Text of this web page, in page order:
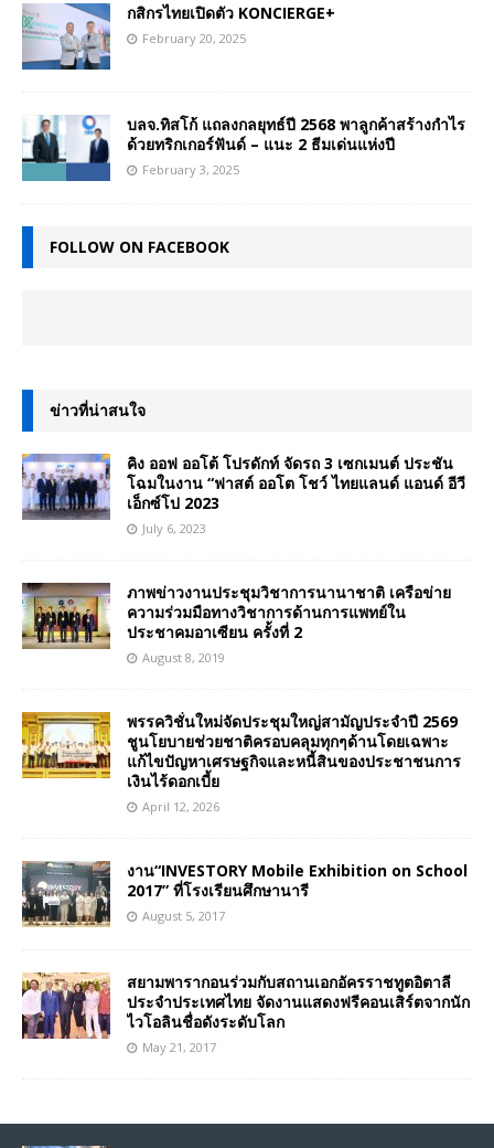
กสิกรไทยเปิดตัว KONCIERGE+
February 20, 2025
บลจ.ทิสโก้ แถลงกลยุทธ์ปี 2568 พาลูกค้าสร้างกำไร
ด้วยทริกเกอร์ฟันด์ – แนะ 2 ธีมเด่นแห่งปี
February 3, 2025
FOLLOW ON FACEBOOK
ข่าวที่น่าสนใจ
คิง ออฟ ออโต้ โปรดักท์ จัดรถ 3 เซกเมนต์ ประชัน
โฉมในงาน “ฟาสต์ ออโต โชว์ ไทยแลนด์ แอนด์ อีวี
เอ็กซ์โป 2023
July 6, 2023
ภาพข่าวงานประชุมวิชาการนานาชาติ เครือข่าย
ความร่วมมือทางวิชาการด้านการแพทย์ใน
ประชาคมอาเซียน ครั้งที่ 2
August 8, 2019
พรรควิชั่นใหม่จัดประชุมใหญ่สามัญประจำปี 2569
ชูนโยบายช่วยชาติครอบคลุมทุกๆด้านโดยเฉพาะ
แก้ไขปัญหาเศรษฐกิจและหนี้สินของประชาชนการ
เงินไร้ดอกเบี้ย
April 12, 2026
งาน“INVESTORY Mobile Exhibition on School
2017” ที่โรงเรียนศึกษานารี
August 5, 2017
สยามพารากอนร่วมกับสถานเอกอัครราชทูตอิตาลี
ประจำประเทศไทย จัดงานแสดงฟรีคอนเสิร์ตจากนัก
ไวโอลินชื่อดังระดับโลก
May 21, 2017